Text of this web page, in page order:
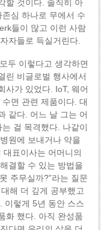
할 것이다. 솔직히 아
심 하나로 무에서 수
들이 많고 이런 사람
자들로 득실거린다.
두 이렇다고 생각하면
린 비글로벌 행사에서
사가 있었다. IoT, 웨어
면 관련 제품이다. 대
같다. 어느 날 그는 어
걸 목격했다. 나같이
원에 보내거나 약을
표이사는 어머니의
결할 수 있는 방법을
주무실까?”라는 질문
해 더 깊게 공부했고
이렇게 5년 동안 스스
화 했다. 아직 완성품